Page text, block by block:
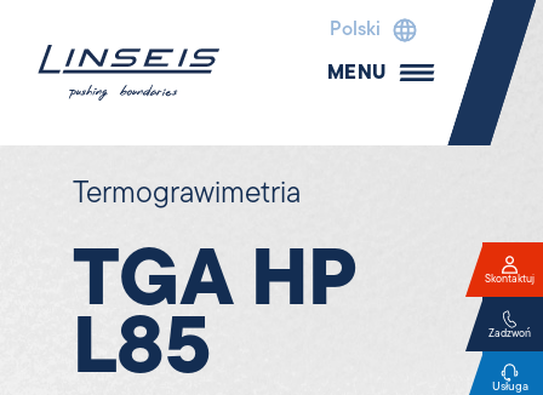
Polski
MENU
Termograwimetria
TGA HP
L85
Skontaktuj
Zadzwoń
Usługa